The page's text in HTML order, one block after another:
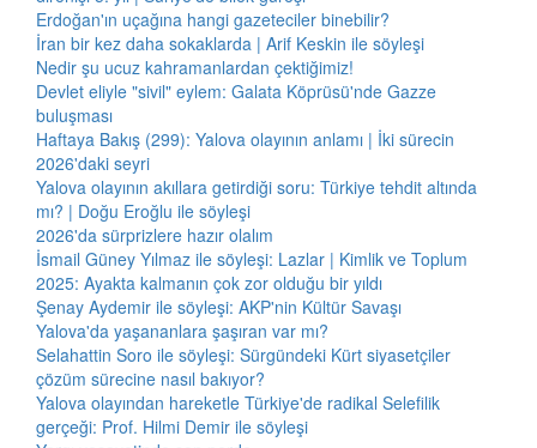
Erdoğan'ın uçağına hangi gazeteciler binebilir?
İran bir kez daha sokaklarda | Arif Keskin ile söyleşi
Nedir şu ucuz kahramanlardan çektiğimiz!
Devlet eliyle "sivil" eylem: Galata Köprüsü'nde Gazze
buluşması
Haftaya Bakış (299): Yalova olayının anlamı | İki sürecin
2026'daki seyri
Yalova olayının akıllara getirdiği soru: Türkiye tehdit altında
mı? | Doğu Eroğlu ile söyleşi
2026'da sürprizlere hazır olalım
İsmail Güney Yılmaz ile söyleşi: Lazlar | Kimlik ve Toplum
2025: Ayakta kalmanın çok zor olduğu bir yıldı
Şenay Aydemir ile söyleşi: AKP'nin Kültür Savaşı
Yalova'da yaşananlara şaşıran var mı?
Selahattin Soro ile söyleşi: Sürgündeki Kürt siyasetçiler
çözüm sürecine nasıl bakıyor?
Yalova olayından hareketle Türkiye'de radikal Selefilik
gerçeği: Prof. Hilmi Demir ile söyleşi